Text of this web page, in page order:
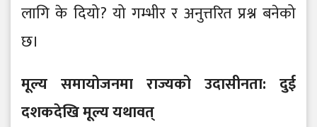
लागि के दियो? यो गम्भीर र अनुत्तरित प्रश्न बनेको
छ।
मूल्य समायोजनमा राज्यको उदासीनता: दुई
दशकदेखि मूल्य यथावत्